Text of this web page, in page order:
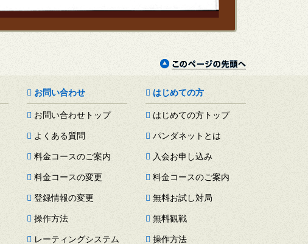
お問い合わせ
お問い合わせトップ
よくある質問
料金コースのご案内
料金コースの変更
登録情報の変更
操作方法
レーティングシステム
はじめての方
はじめての方トップ
パンダネットとは
入会お申し込み
料金コースのご案内
無料お試し対局
無料観戦
操作方法